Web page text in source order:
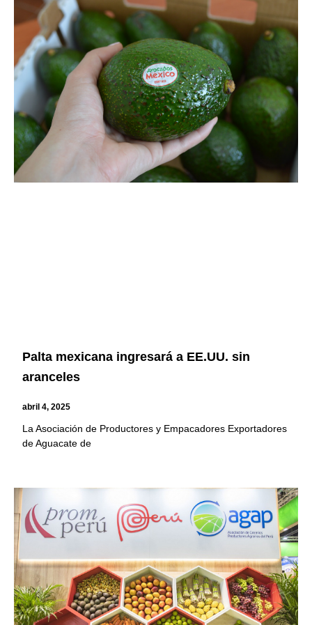
Palta mexicana ingresará a EE.UU. sin
aranceles
abril 4, 2025
La Asociación de Productores y Empacadores Exportadores
de Aguacate de